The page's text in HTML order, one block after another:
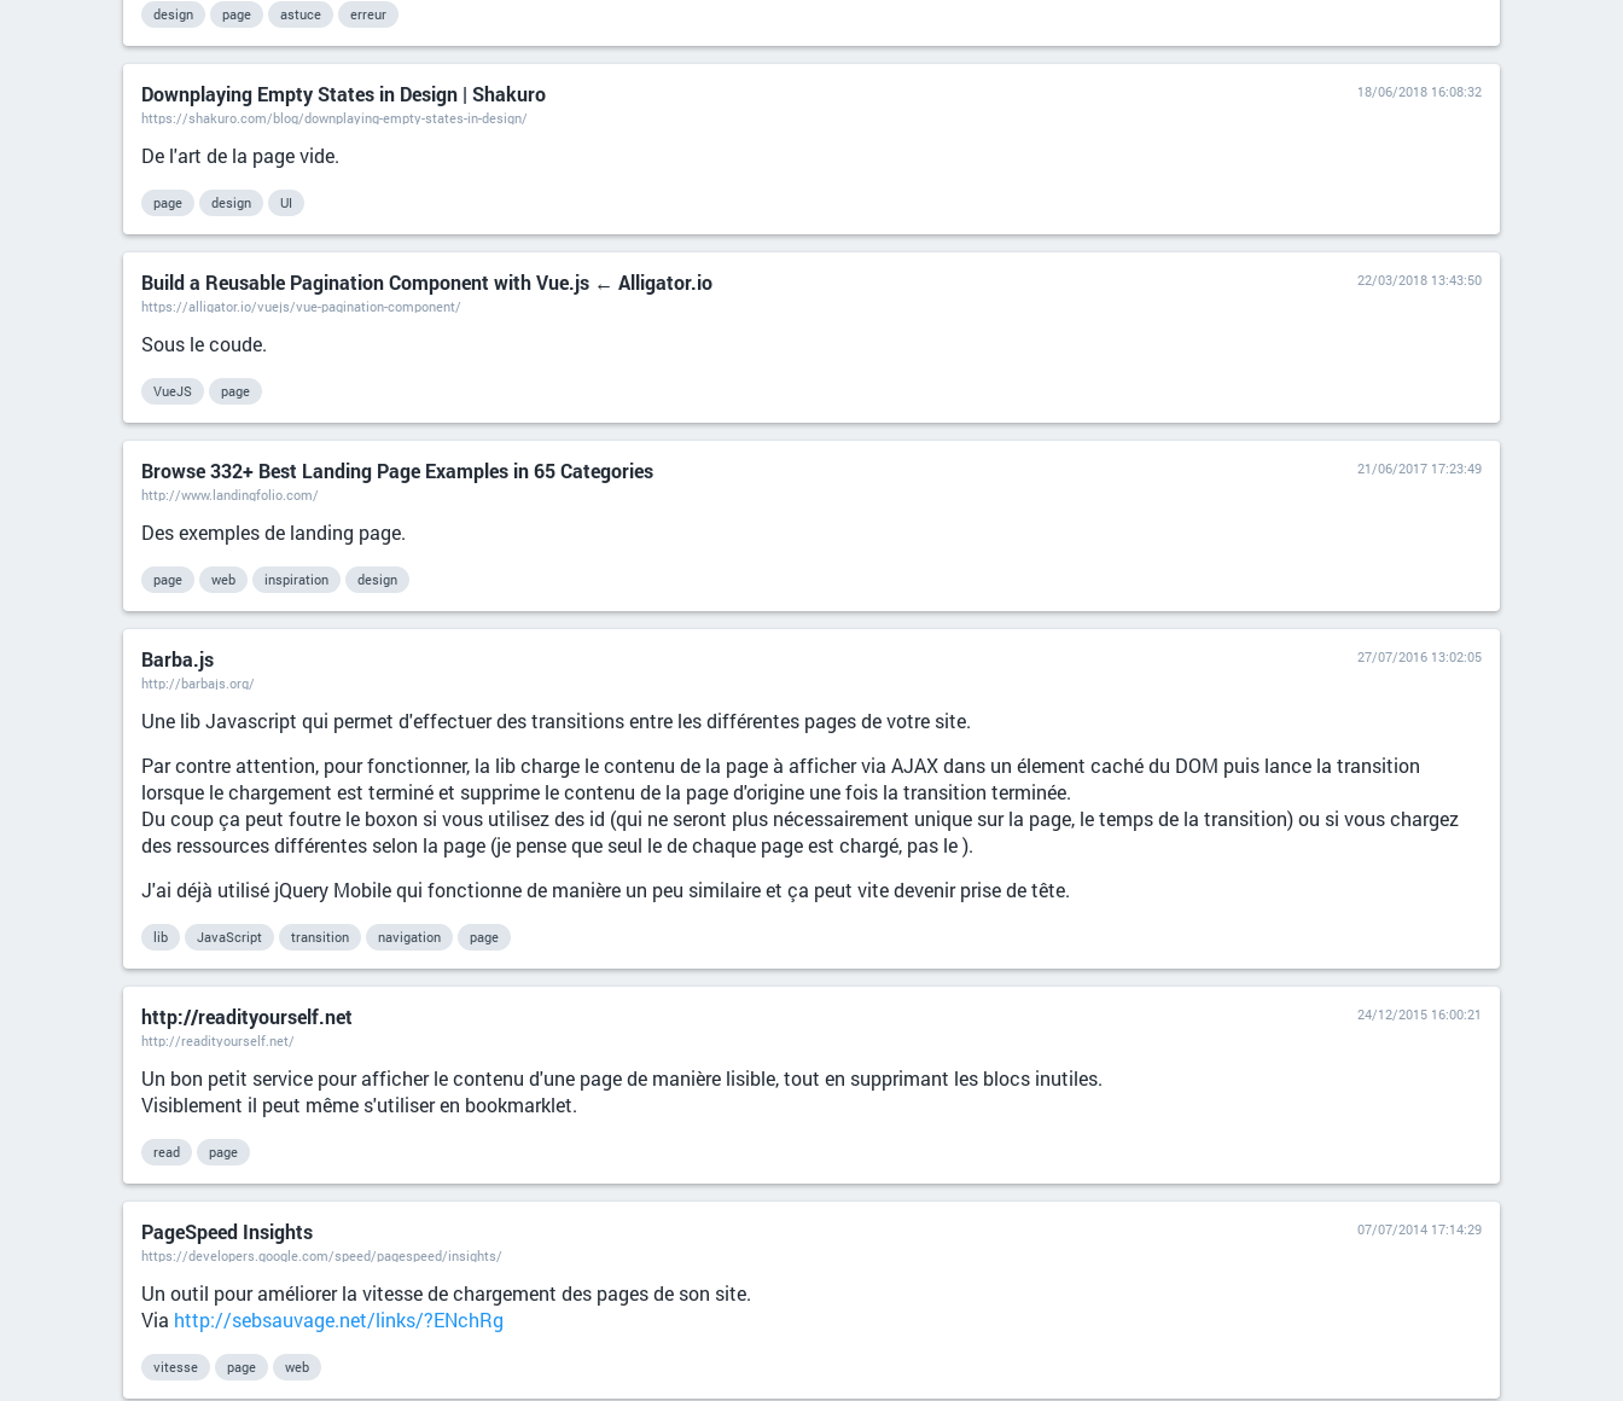
design page astuce erreur
Downplaying Empty States in Design | Shakuro
https://shakuro.com/blog/downplaying-empty-states-in-design/
18/06/2018 16:08:32
De l'art de la page vide.
page design UI
Build a Reusable Pagination Component with Vue.js ← Alligator.io
https://alligator.io/vuejs/vue-pagination-component/
22/03/2018 13:43:50
Sous le coude.
VueJS page
Browse 332+ Best Landing Page Examples in 65 Categories
http://www.landingfolio.com/
21/06/2017 17:23:49
Des exemples de landing page.
page web inspiration design
Barba.js
http://barbajs.org/
27/07/2016 13:02:05
Une lib Javascript qui permet d'effectuer des transitions entre les différentes pages de votre site.
Par contre attention, pour fonctionner, la lib charge le contenu de la page à afficher via AJAX dans un élement caché du DOM puis lance la transition
lorsque le chargement est terminé et supprime le contenu de la page d'origine une fois la transition terminée.
Du coup ça peut foutre le boxon si vous utilisez des id (qui ne seront plus nécessairement unique sur la page, le temps de la transition) ou si vous chargez
des ressources différentes selon la page (je pense que seul le de chaque page est chargé, pas le ).
J'ai déjà utilisé jQuery Mobile qui fonctionne de manière un peu similaire et ça peut vite devenir prise de tête.
lib JavaScript transition navigation page
http://readityourself.net
http://readityourself.net/
24/12/2015 16:00:21
Un bon petit service pour afficher le contenu d'une page de manière lisible, tout en supprimant les blocs inutiles.
Visiblement il peut même s'utiliser en bookmarklet.
read page
PageSpeed Insights
https://developers.google.com/speed/pagespeed/insights/
07/07/2014 17:14:29
Un outil pour améliorer la vitesse de chargement des pages de son site.
Via http://sebsauvage.net/links/?ENchRg
vitesse page web